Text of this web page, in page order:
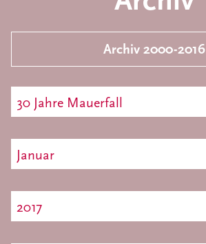
Archiv 2000-2016
30 Jahre Mauerfall
Januar
2017